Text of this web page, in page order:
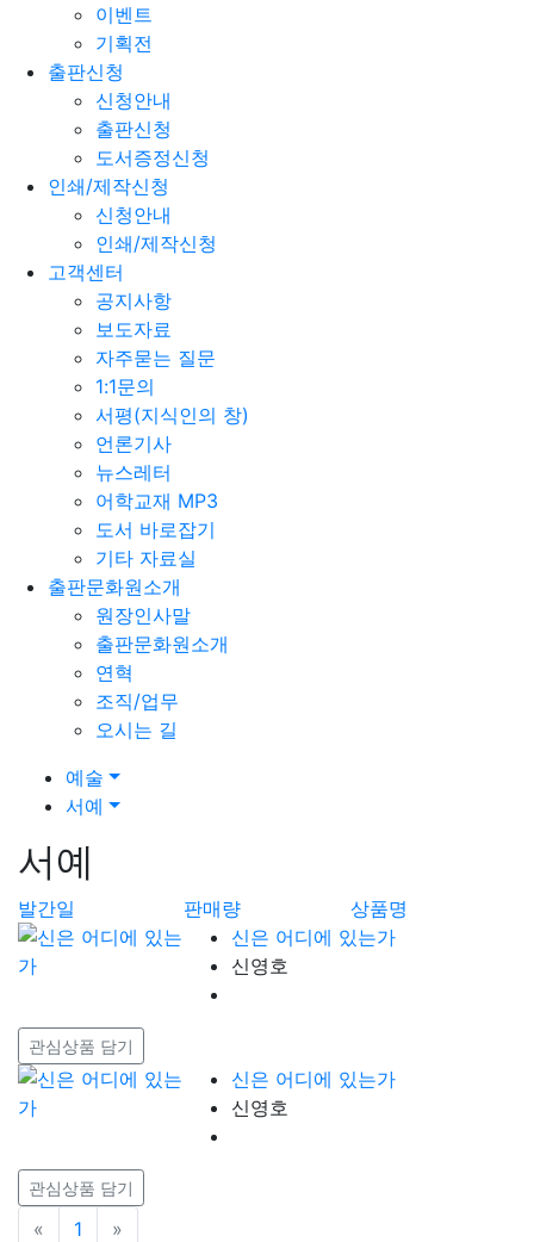
이벤트
기획전
출판신청
신청안내
출판신청
도서증정신청
인쇄/제작신청
신청안내
인쇄/제작신청
고객센터
공지사항
보도자료
자주묻는 질문
1:1문의
서평(지식인의 창)
언론기사
뉴스레터
어학교재 MP3
도서 바로잡기
기타 자료실
출판문화원소개
원장인사말
출판문화원소개
연혁
조직/업무
오시는 길
예술
서예
서예
발간일 판매량
상품명
신은 어디에 있는가
신영호
관심상품 담기
신은 어디에 있는가
신영호
관심상품 담기
« 이전
1 »